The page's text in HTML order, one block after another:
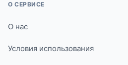
О СЕРВИСЕ
О нас
Условия использования